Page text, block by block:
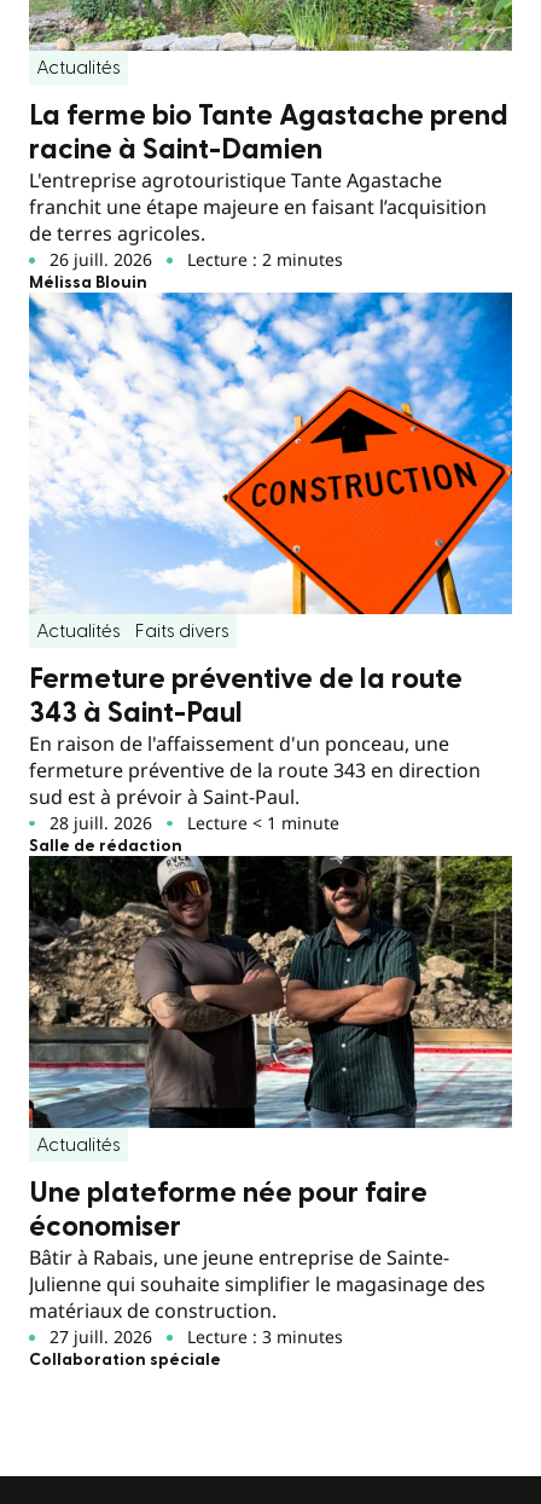
Actualités
La ferme bio Tante Agastache prend
racine à Saint-Damien
L'entreprise agrotouristique Tante Agastache
franchit une étape majeure en faisant l’acquisition
de terres agricoles.
26 juill. 2026 Lecture : 2 minutes
Mélissa Blouin
Actualités Faits divers
Fermeture préventive de la route
343 à Saint-Paul
En raison de l'affaissement d'un ponceau, une
fermeture préventive de la route 343 en direction
sud est à prévoir à Saint-Paul.
28 juill. 2026 Lecture < 1 minute
Salle de rédaction
Actualités
Une plateforme née pour faire
économiser
Bâtir à Rabais, une jeune entreprise de Sainte-
Julienne qui souhaite simplifier le magasinage des
matériaux de construction.
27 juill. 2026 Lecture : 3 minutes
Collaboration spéciale